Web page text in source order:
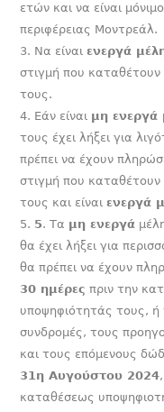
ετών και να είναι
περιφέρειας Μοντρεάλ.
Να είναιενεργά
στιγμή που
τους.
Εάν είναι μη ενεργά
τους έχει λήξει για
πρέπει να έχουν
στιγμή που
τους και είναιενεργά
5. Τα μη ενεργά
θα έχει λήξει για
θα πρέπει να έχουν
30 ημέρες πριν την
υποψηφιότητάς τους, ή
συνδρομές, τους
και τους επόμενους
31η Αυγούστου 2024
καταθέσεως